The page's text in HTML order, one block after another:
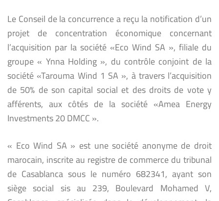
Le Conseil de la concurrence a reçu la notification d’un
projet de concentration économique concernant
l’acquisition par la société «Eco Wind SA », filiale du
groupe « Ynna Holding », du contrôle conjoint de la
société «Tarouma Wind 1 SA », à travers l’acquisition
de 50% de son capital social et des droits de vote y
afférents, aux côtés de la société «Amea Energy
Investments 20 DMCC ».
« Eco Wind SA » est une société anonyme de droit
marocain, inscrite au registre de commerce du tribunal
de Casablanca sous le numéro 682341, ayant son
siège social sis au 239, Boulevard Mohamed V,